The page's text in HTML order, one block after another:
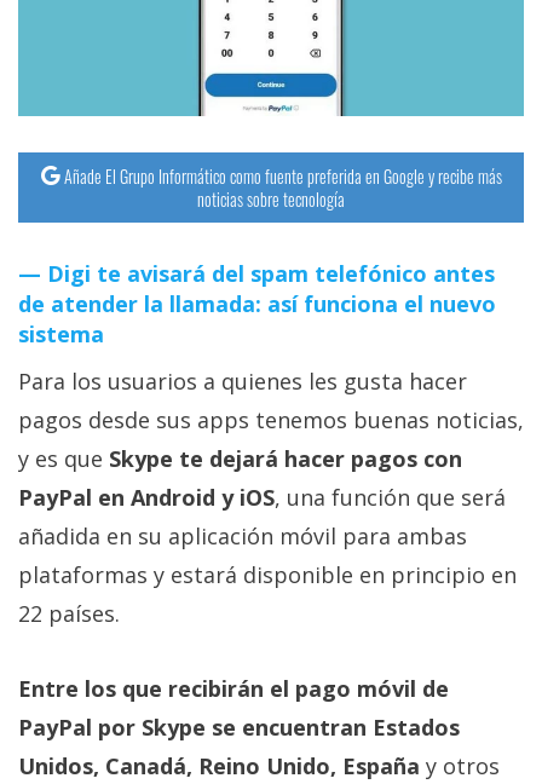
Trucos
Tutoriales
Ciberseguridad
Sistemas
operativos
Profesional
+
Más
temas
Foros
Añade El Grupo Informático como fuente preferida en Google y recibe más
noticias sobre tecnología
Digi te avisará del spam telefónico antes
de atender la llamada: así funciona el nuevo
sistema
Para los usuarios a quienes les gusta hacer
pagos desde sus apps tenemos buenas noticias,
y es que Skype te dejará hacer pagos con
PayPal en Android y iOS, una función que será
añadida en su aplicación móvil para ambas
plataformas y estará disponible en principio en
22 países.
Entre los que recibirán el pago móvil de
PayPal por Skype se encuentran Estados
Unidos, Canadá, Reino Unido, España y otros